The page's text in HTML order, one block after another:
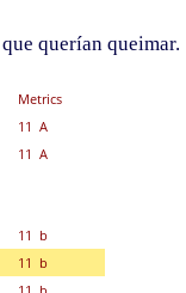
querían queimar.
Metrics
11 A
11 A
11 b
11 b